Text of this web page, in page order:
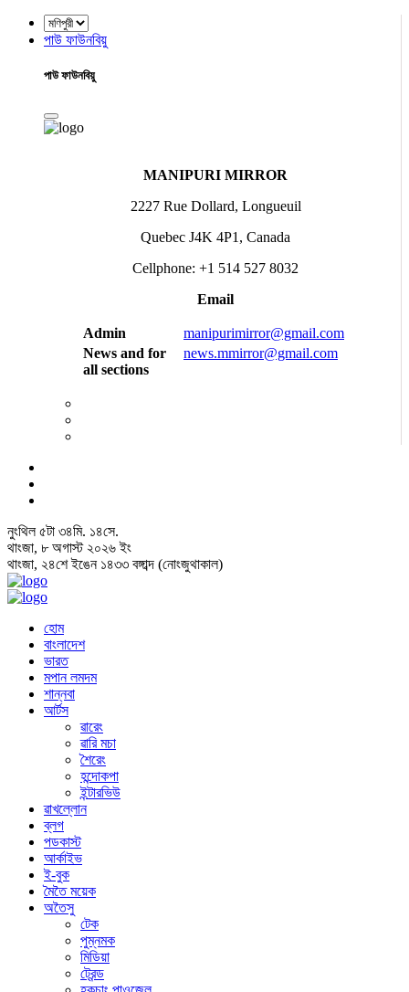
পাউ ফাউনবিয়ু
পাউ ফাউনবিয়ু
MANIPURI MIRROR
2227 Rue Dollard, Longueuil
Quebec J4K 4P1, Canada
Cellphone: +1 514 527 8032
Email
Admin
manipurimirror@gmail.com
News and for
all sections
news.mmirror@gmail.com
নুংথিল ৫টা ৩৪মি. ১৪সে.
থাংজা, ৮ অগাস্ট ২০২৬ ইং
থাংজা, ২৪শে ইঙেন ১৪৩৩ বঙ্গাব্দ (নোংজুথাকাল)
হোম
বাংলাদেশ
ভারত
মপান লমদম
শান্নবা
আর্টস
ৱারেং
ৱারি মচা
শৈরেং
হন্দোকপা
ইন্টারভিউ
ৱাখল্লোন
ব্লগ
পডকাস্ট
আর্কাইভ
ই-বুক
মৈতৈ ময়েক
অতৈসু
টেক
পুম্নমক
মিডিয়া
ট্রেন্ড